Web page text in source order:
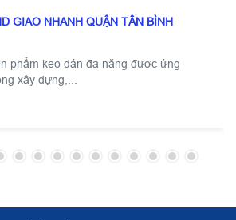
GIAO NHANH QUẬN TÂN BÌNH
phẩm keo dán đa năng được ứng
xây dựng,...